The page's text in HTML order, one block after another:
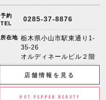
予約
TEL
0285-37-8876
所在地 栃木県小山市駅東通り1-
35-26
オルディネールビル２階
店舗情報を見る
HOT PEPPER BEAUTY